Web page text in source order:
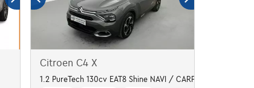
Citroen C4 X
1.2 PureTech 130cv EAT8 Shine NAVI / CARPLAY / CAMERA